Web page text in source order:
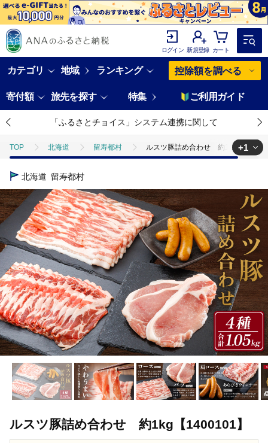
ログイン 新規登録 カート
カテゴリ 地域 ランキング 控除額を調べる
寄付額 旅先を探す 特集 ご利用ガイド
「ふるさとチョイス」システム連携に関して
TOP 北海道 留寿都村 ルスツ豚詰め合わせ 約1kg【
TOP
+1
北海道 留寿都村
ルスツ豚詰め合わせ 約1kg【1400101】